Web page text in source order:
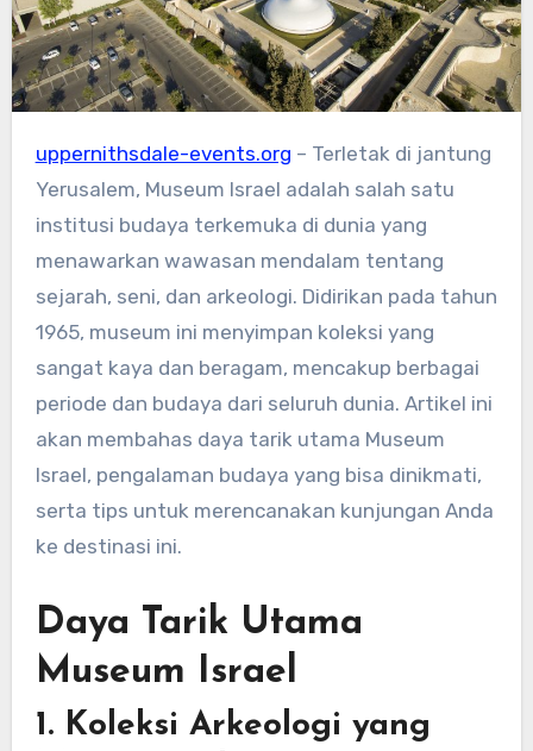
uppernithsdale-events.org – Terletak di jantung
Yerusalem, Museum Israel adalah salah satu
institusi budaya terkemuka di dunia yang
menawarkan wawasan mendalam tentang
sejarah, seni, dan arkeologi. Didirikan pada tahun
1965, museum ini menyimpan koleksi yang
sangat kaya dan beragam, mencakup berbagai
periode dan budaya dari seluruh dunia. Artikel ini
akan membahas daya tarik utama Museum
Israel, pengalaman budaya yang bisa dinikmati,
serta tips untuk merencanakan kunjungan Anda
ke destinasi ini.
Daya Tarik Utama
Museum Israel
1. Koleksi Arkeologi yang